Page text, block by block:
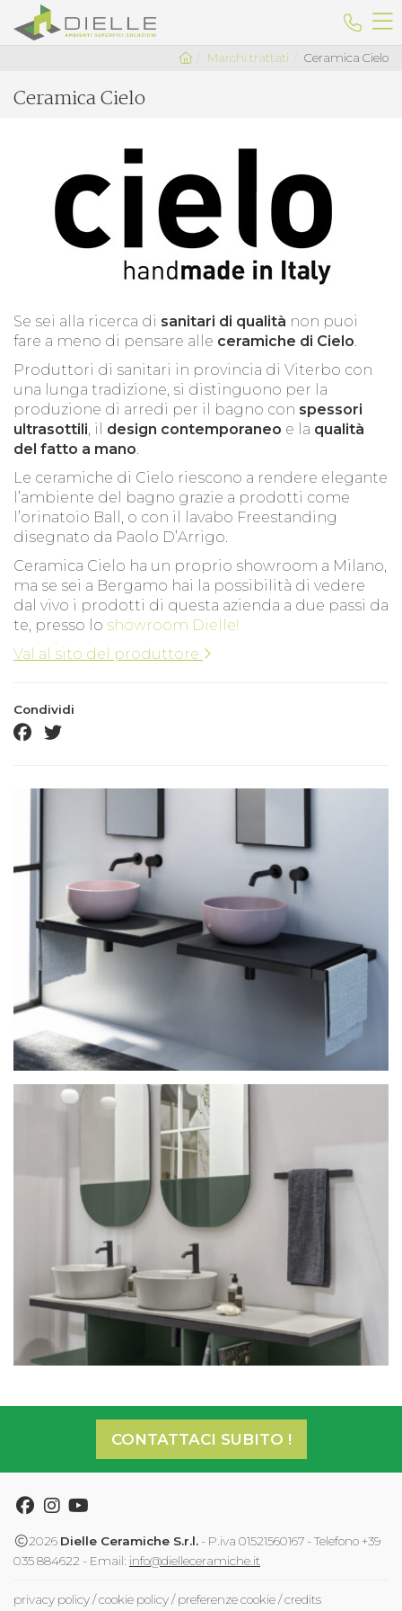
Dielle Ceramiche
Marchi trattati Ceramica Cielo
Ceramica Cielo
Se sei alla ricerca di sanitari di qualità non puoi
fare a meno di pensare alle ceramiche di Cielo.
Produttori di sanitari in provincia di Viterbo con
una lunga tradizione, si distinguono per la
produzione di arredi per il bagno con spessori
ultrasottili, il design contemporaneo e la qualità
del fatto a mano.
Le ceramiche di Cielo riescono a rendere elegante
l’ambiente del bagno grazie a prodotti come
l’orinatoio Ball, o con il lavabo Freestanding
disegnato da Paolo D’Arrigo.
Ceramica Cielo ha un proprio showroom a Milano,
ma se sei a Bergamo hai la possibilità di vedere
dal vivo i prodotti di questa azienda a due passi da
te, presso lo showroom Dielle!
Val al sito del produttore
Condividi
facebook share
twitter share
CONTATTACI SUBITO !
Facebook
Instagram
Youtube
2026 Dielle Ceramiche S.r.l. - P.iva 01521560167 - Telefono +39
035 884622 - Email: info@dielleceramiche.it
privacy policy/cookie policy/preferenze cookie/credits